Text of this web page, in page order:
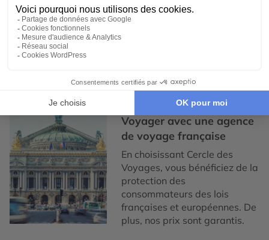
francophone est disponible,
7/7 et nos assurances
4
Voyager avec une agence
de voyage française
En choisissant Cercle des
Voyages, vous bénéficiez de la
protection des
consommateurs des lois
françaises et européennes. De
plus, nos prix sont garantis.